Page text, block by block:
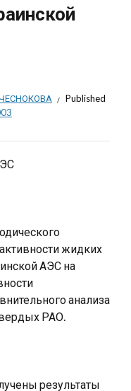
Published
жидких
АЭС на
анализа
РАО.
результаты